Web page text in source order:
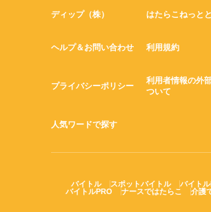
ディップ（株） はたらこねっと
ヘルプ＆お問い合わせ 利用規約
プライバシーポリシー
利用者情報の外
ついて
人気ワードで探す
バイトル スポットバイトル
バイト
バイトルPRO
ナースではたらこ 介護